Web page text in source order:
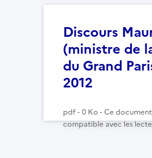
Discours
(ministre de
du Grand
2012
pdf - 0 Ko - Ce
compatible avec les